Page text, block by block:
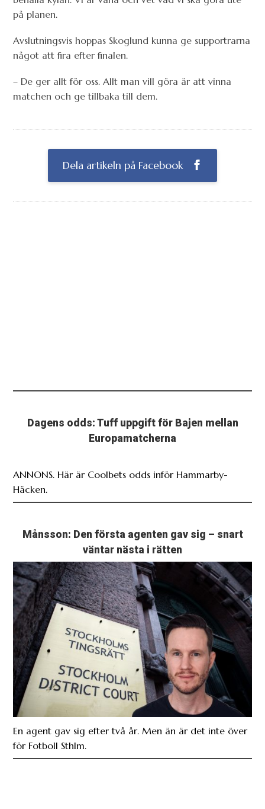
på planen.
Avslutningsvis hoppas Skoglund kunna ge supportrarna
något att fira efter finalen.
– De ger allt för oss. Allt man vill göra är att vinna
matchen och ge tillbaka till dem.
Dela artikeln på Facebook
Dagens odds: Tuff uppgift för Bajen mellan
Europamatcherna
ANNONS. Här är Coolbets odds inför Hammarby-
Häcken.
Månsson: Den första agenten gav sig – snart
väntar nästa i rätten
En agent gav sig efter två år. Men än är det inte över
för Fotboll Sthlm.